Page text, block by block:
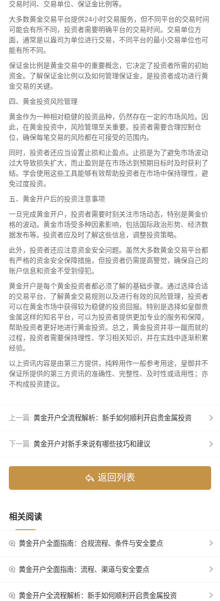
交易时间、交易单位、保证金比例等。
大多数黄金交易平台提供24小时交易服务，但不同平台的交易时间
可能会有所不同，投资者需要明确平台的交易时间。交易单位方
面，通常是以盎司为单位进行交易，不同平台的最小交易单位也可
能有所不同。
保证金比例是黄金交易中的重要概念，它决定了投资者所需的初始
资金。了解保证金比例以及如何管理保证金，是投资者成功进行黄
金交易的关键。
四、黄金投资风险管理
黄金作为一种相对稳健的投资品种，仍然存在一定的市场风险。因
此，在黄金投资中，风险管理至关重要。投资者需要合理控制仓
位，确保每笔交易的风险都在可接受的范围内。
同时，投资者还应当设置止损和止盈点。止损是为了避免市场波动
过大导致损失扩大，而止盈则是在市场达到预期目标时及时获利了
结。学会使用这些工具能够有效帮助投资者在市场中保持理性，避
免过度投资。
五、黄金开户后的投资注意事项
一旦完成黄金开户，投资者需要时刻关注市场动态，特别是黄金价
格的波动。黄金市场受多种因素影响，包括国际政治形势、经济数
据发布等。投资者应及时了解这些信息，调整投资策略。
此外，投资者还应注意资金安全问题。虽然大多数黄金交易平台都
有严格的资金安全保障措施，但投资者仍需提高警觉，确保自己的
账户信息和资金不受到侵犯。
黄金开户是每个黄金投资者都必须了解的基础步骤。通过选择合适
的交易平台、了解黄金交易规则以及进行有效的风险管理，投资者
可以在黄金市场中获得较为稳健的投资回报。特别是选择如皇御贵
金属这样的知名平台，可以为投资者提供更加专业的服务和保障，
帮助投资者更好地进行黄金投资。总之，黄金投资并非一蹴而就的
过程，投资者需要保持理性、学习相关知识，并在实践中逐渐积累
经验。
以上资讯内容是由第三方提供，纯粹用作一般参考用途，皇御并不
保证所提供的第三方资讯的准确性、完整性、及时性或适用性；亦
不构成投资建议。
上一篇: 黄金开户全流程解析：新手如何顺利开启贵金属投资
下一篇: 黄金开户对新手来说有哪些技巧和建议
返回列表
相关阅读
黄金开户全面指南：合规流程、条件与安全要点
黄金开户全面指南：流程、渠道与安全要点
黄金开户全流程解析：新手如何顺利开启贵金属投资